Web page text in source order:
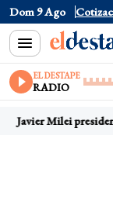
Dom 9 Ago
$1520
EL DESTAPE
RADIO
Javier Milei